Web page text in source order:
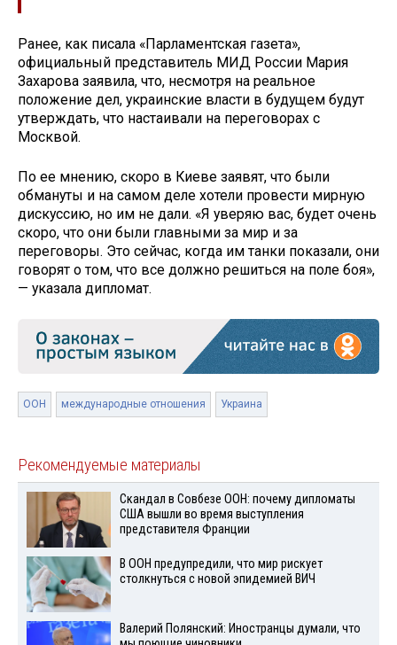
Ранее, как писала «Парламентская газета»,
официальный представитель МИД России Мария
Захарова заявила, что, несмотря на реальное
положение дел, украинские власти в будущем будут
утверждать, что настаивали на переговорах с
Москвой.
По ее мнению, скоро в Киеве заявят, что были
обмануты и на самом деле хотели провести мирную
дискуссию, но им не дали. «Я уверяю вас, будет очень
скоро, что они были главными за мир и за
переговоры. Это сейчас, когда им танки показали, они
говорят о том, что все должно решиться на поле боя»,
— указала дипломат.
ООН международные отношения Украина
Рекомендуемые материалы
Скандал в Совбезе ООН: почему дипломаты
США вышли во время выступления
представителя Франции
В ООН предупредили, что мир рискует
столкнуться с новой эпидемией ВИЧ
Валерий Полянский: Иностранцы думали, что